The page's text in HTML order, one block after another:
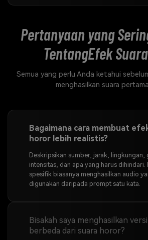
Pertanyaan yang
TentangEfek
Semua yang perlu Anda ketahui
menghasilkan suara
Bagaimana cara membuat
horor lebih realistis?
Deskripsikan sumber, jarak, lingkungan,
intensitas, dan apa yang harus dihindari.
spesifik biasanya menghasilkan audio
digunakan daripada prompt satu kata.
Bisakah saya menghasilkan versi
berbeda dari suara horor?